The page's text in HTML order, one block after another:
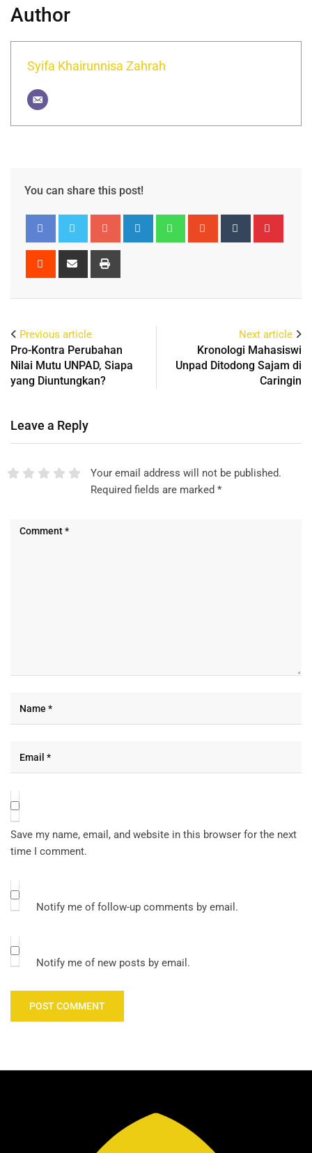
Author
Syifa Khairunnisa Zahrah
You can share this post!
Previous article
Pro-Kontra Perubahan
Nilai Mutu UNPAD, Siapa
yang Diuntungkan?
Next article
Kronologi Mahasiswi
Unpad Ditodong Sajam di
Caringin
Leave a Reply
Your email address will not be published.
Required fields are marked *
Save my name, email, and website in this browser for the next
time I comment.
Notify me of follow-up comments by email.
Notify me of new posts by email.